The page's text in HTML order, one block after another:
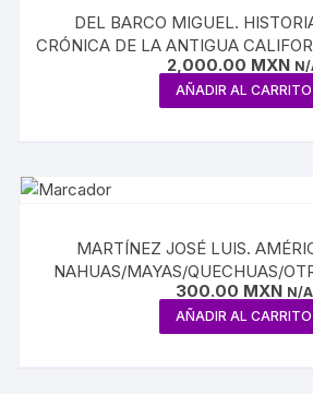
DEL BARCO MIGUEL.
CRÓNICA DE LA ANTIGUA
CORRECCIONES A LA NOTICIA DE
2,000.00 MXN
AÑADIR AL CARRITO
MARTÍNEZ JOSÉ LUIS.
NAHUAS/MAYAS/QUECHUAS/
VOLUMEN VI
300.00 MXN N/A
AÑADIR AL CARRITO